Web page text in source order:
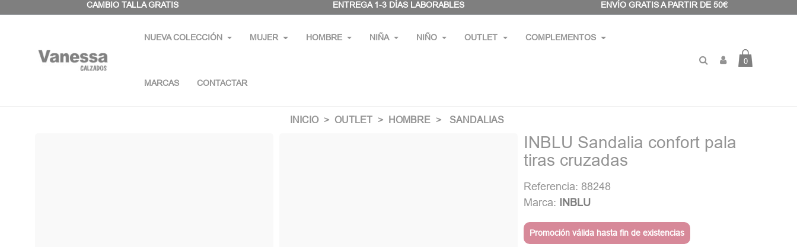
CAMBIO TALLA GRATIS ENTREGA 1-3 DÍAS LABORABLES ENVÍO GRATIS A PARTIR DE 50€
NUEVA COLECCIÓN MUJER HOMBRE NIÑA NIÑO OUTLET COMPLEMENTOS
MARCAS CONTACTAR
0
INICIO OUTLET HOMBRE SANDALIAS
INBLU Sandalia confort pala
tiras cruzadas
Referencia: 88248
Marca: INBLU
Promoción válida hasta fin de existencias
Panel de gestión de cookies